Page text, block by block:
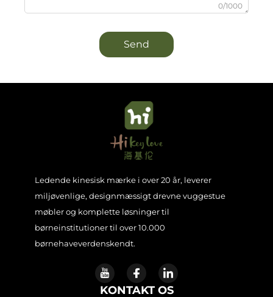
0/1000
Send
Ledende kinesisk mærke i over 20 år, leverer
miljøvenlige, designmæssigt drevne vuggestue
møbler og komplette løsninger til
børneinstitutioner til over 10.000
børnehaveverdenskendt.
KONTAKT OS